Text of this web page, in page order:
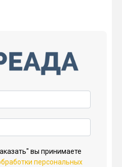
вы принимаете
персональных